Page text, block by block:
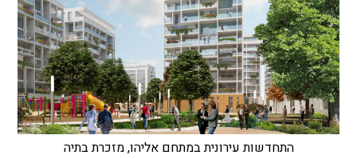
התחדשות עירונית במתחם אליהו, מזכרת בתיה